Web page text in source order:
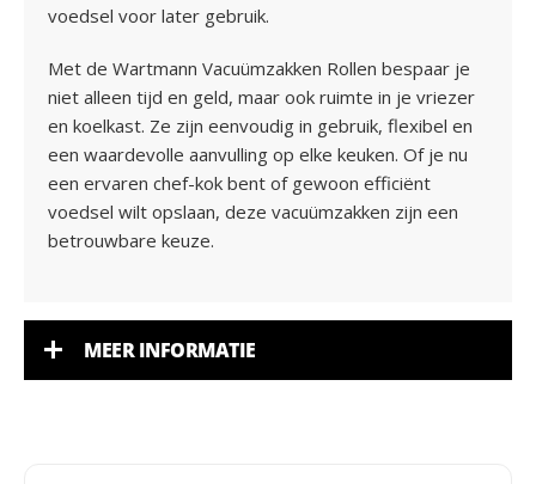
voedsel voor later gebruik.
Met de Wartmann Vacuümzakken Rollen bespaar je
niet alleen tijd en geld, maar ook ruimte in je vriezer
en koelkast. Ze zijn eenvoudig in gebruik, flexibel en
een waardevolle aanvulling op elke keuken. Of je nu
een ervaren chef-kok bent of gewoon efficiënt
voedsel wilt opslaan, deze vacuümzakken zijn een
betrouwbare keuze.
MEER INFORMATIE